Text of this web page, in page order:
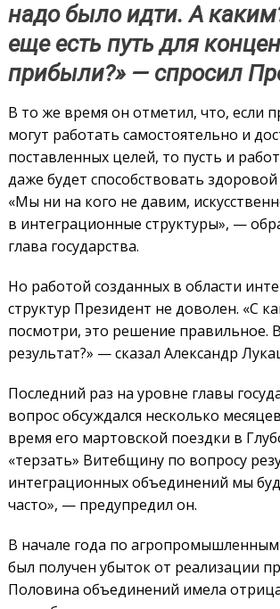
надо было идти. А
еще есть путь для
прибыли?» — спросил
В то же время он отметил, что, если
могут работать самостоятельно и
поставленных целей, то пусть и
даже будет способствовать
«Мы ни на кого не давим,
в интеграционные структуры», —
глава государства.
Но работой созданных в области
структур Президент не доволен. «С
посмотри, это решение правильное.
результат?» — сказал Александр
Последний раз на уровне главы
вопрос обсуждался несколько
время его мартовской поездки в
«терзать» Витебщину по вопросу
интеграционных объединений мы
часто», — предупредил он.
В начале года по
был получен убыток от реализации
Половина объединений имела